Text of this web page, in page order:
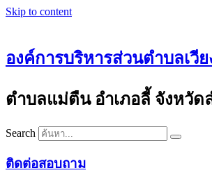
Skip to content
องค์การบริหารส่วนตำบลเวี
ตำบลแม่ตืน อำเภอลี้ จังหวัด
Search
ติดต่อสอบถาม